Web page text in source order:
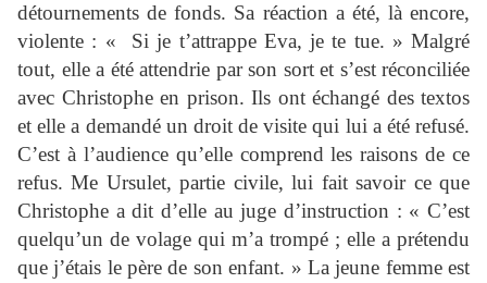
détournements de fonds. Sa réaction a été, là encore,
violente : « Si je t’attrappe Eva, je te tue. » Malgré
tout, elle a été attendrie par son sort et s’est réconciliée
avec Christophe en prison. Ils ont échangé des textos
et elle a demandé un droit de visite qui lui a été refusé.
C’est à l’audience qu’elle comprend les raisons de ce
refus. Me Ursulet, partie civile, lui fait savoir ce que
Christophe a dit d’elle au juge d’instruction : « C’est
quelqu’un de volage qui m’a trompé ; elle a prétendu
que j’étais le père de son enfant. » La jeune femme est